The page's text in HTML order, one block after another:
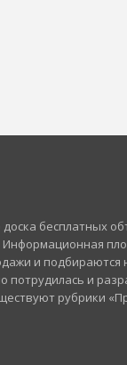
бесплатных
и подбираются
потрудилась и
рубрики